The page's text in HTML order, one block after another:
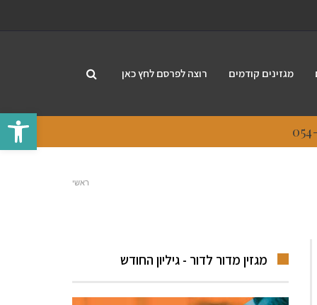
פתח
מגזינים קודמים רוצה לפרסם לחץ כאן
ראשי
מגזין מדור לדור - גיליון החודש